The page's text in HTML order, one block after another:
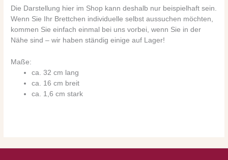
Die Darstellung hier im Shop kann deshalb nur beispielhaft sein.
Wenn Sie Ihr Brettchen individuelle selbst aussuchen möchten,
kommen Sie einfach einmal bei uns vorbei, wenn Sie in der
Nähe sind – wir haben ständig einige auf Lager!
Maße:
ca. 32 cm lang
ca. 16 cm breit
ca. 1,6 cm stark